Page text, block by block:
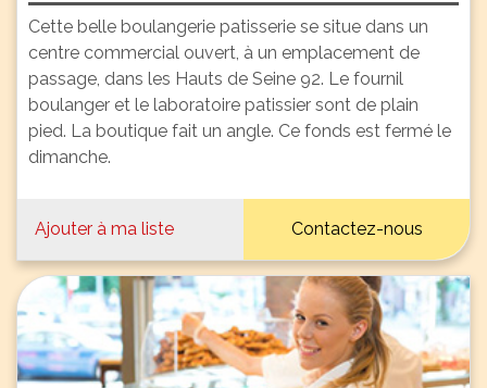
Cette belle boulangerie patisserie se situe dans un
centre commercial ouvert, à un emplacement de
passage, dans les Hauts de Seine 92. Le fournil
boulanger et le laboratoire patissier sont de plain
pied. La boutique fait un angle. Ce fonds est fermé le
dimanche.
Ajouter à ma liste Contactez-nous